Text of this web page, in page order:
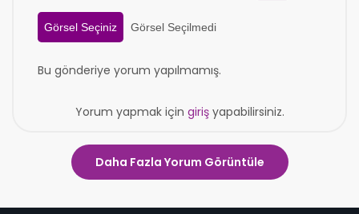
Görsel Seçiniz Görsel Seçilmedi
Bu gönderiye yorum yapılmamış.
Yorum yapmak için girişyapabilirsiniz.
Daha Fazla Yorum Görüntüle